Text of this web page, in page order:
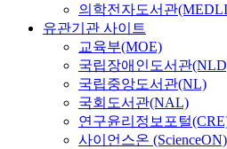
의학전자도서관
유관기관 사이트
교육부(MOE)
국립장애인도서관
국립중앙도서관(NL)
국회도서관(NAL)
연구윤리정보포털
사이언스온 (ScienceON)